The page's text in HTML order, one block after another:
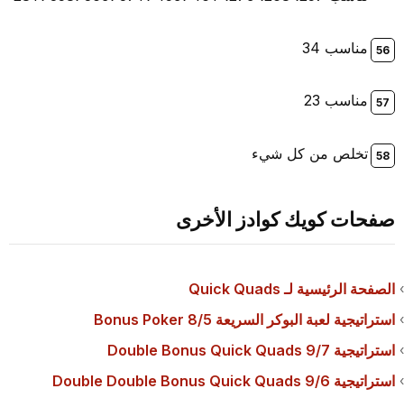
مناسب 34
مناسب 23
تخلص من كل شيء
صفحات كويك كوادز الأخرى
الصفحة الرئيسية لـ Quick Quads
استراتيجية لعبة البوكر السريعة 8/5 Bonus Poker
استراتيجية 9/7 Double Bonus Quick Quads
استراتيجية 9/6 Double Double Bonus Quick Quads